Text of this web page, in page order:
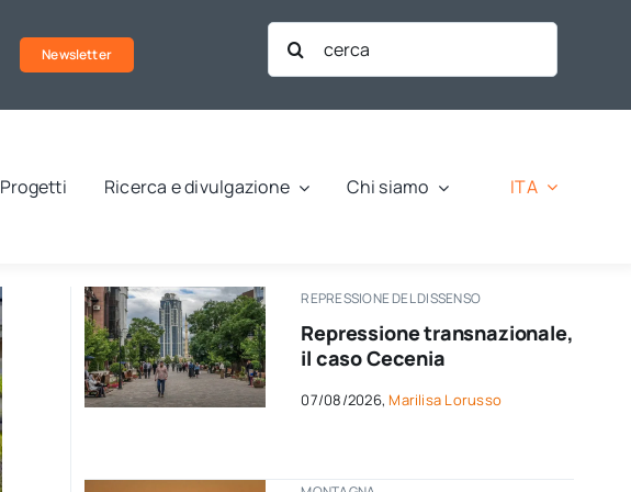
Newsletter
Cerca
per:
Progetti Ricerca e divulgazione Chi siamo ITA
REPRESSIONE DEL DISSENSO
Repressione transnazionale,
il caso Cecenia
07/08/2026,Marilisa Lorusso